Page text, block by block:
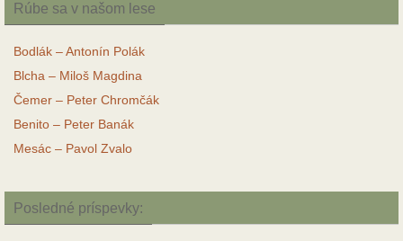
Rúbe sa v našom lese
Bodlák – Antonín Polák
Blcha – Miloš Magdina
Čemer – Peter Chromčák
Benito – Peter Banák
Mesác – Pavol Zvalo
Posledné príspevky: